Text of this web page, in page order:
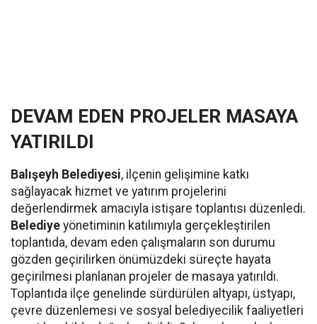
DEVAM EDEN PROJELER MASAYA
YATIRILDI
Balışeyh Belediyesi, ilçenin gelişimine katkı
sağlayacak hizmet ve yatırım projelerini
değerlendirmek amacıyla istişare toplantısı düzenledi.
Belediye yönetiminin katılımıyla gerçekleştirilen
toplantıda, devam eden çalışmaların son durumu
gözden geçirilirken önümüzdeki süreçte hayata
geçirilmesi planlanan projeler de masaya yatırıldı.
Toplantıda ilçe genelinde sürdürülen altyapı, üstyapı,
çevre düzenlemesi ve sosyal belediyecilik faaliyetleri